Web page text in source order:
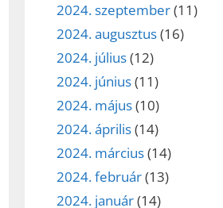
2024. szeptember(11)
2024. augusztus(16)
2024. július(12)
2024. június(11)
2024. május(10)
2024. április(14)
2024. március(14)
2024. február(13)
2024. január(14)